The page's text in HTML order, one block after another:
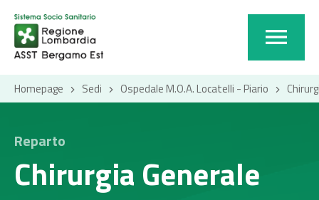
Homepage Sedi Ospedale M.O.A. Locatelli - Piario
Reparto
Chirurgia Generale